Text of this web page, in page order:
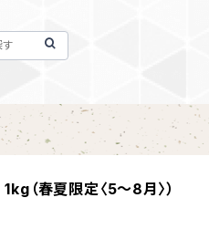
（春夏限定〈5～8月〉）